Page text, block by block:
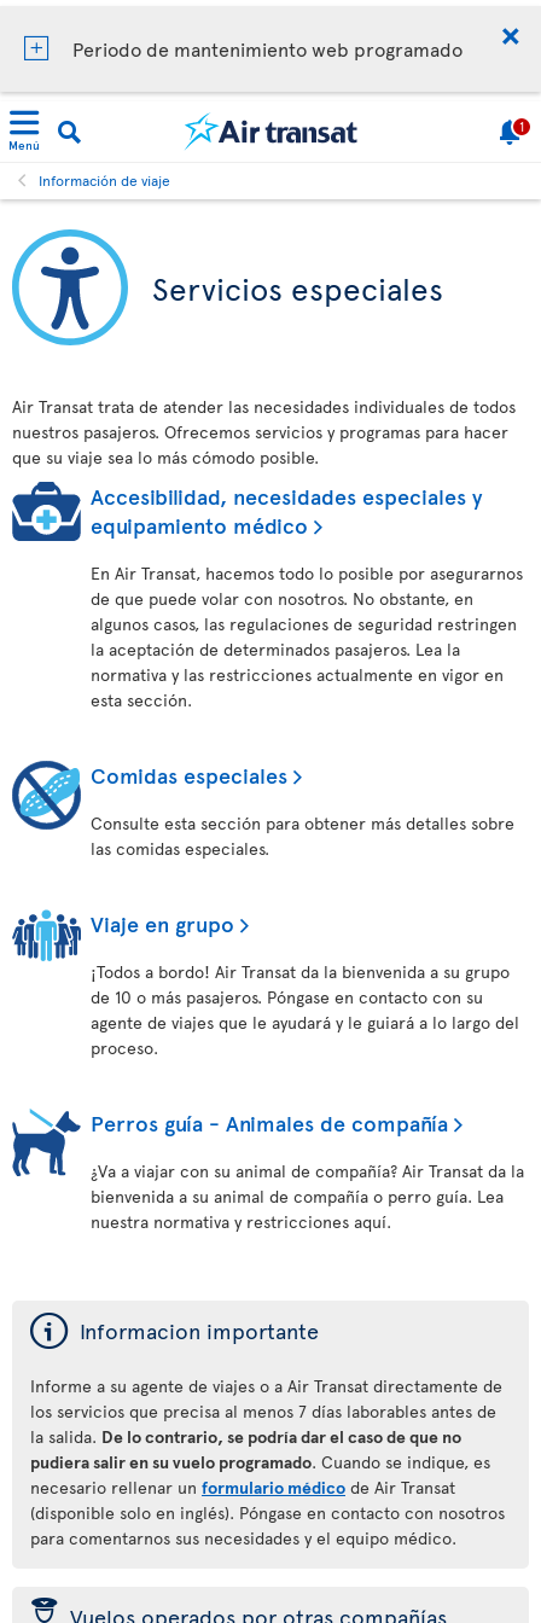
Periodo de mantenimiento web programado
Menú
1
Información de viaje
Servicios especiales
Air Transat trata de atender las necesidades individuales de todos
nuestros pasajeros. Ofrecemos servicios y programas para hacer
que su viaje sea lo más cómodo posible.
Accesibilidad, necesidades especiales y
equipamiento médico
En Air Transat, hacemos todo lo posible por asegurarnos
de que puede volar con nosotros. No obstante, en
algunos casos, las regulaciones de seguridad restringen
la aceptación de determinados pasajeros. Lea la
normativa y las restricciones actualmente en vigor en
esta sección.
Comidas especiales
Consulte esta sección para obtener más detalles sobre
las comidas especiales.
Viaje en grupo
¡Todos a bordo! Air Transat da la bienvenida a su grupo
de 10 o más pasajeros. Póngase en contacto con su
agente de viajes que le ayudará y le guiará a lo largo del
proceso.
Perros guía - Animales de compañía
¿Va a viajar con su animal de compañía? Air Transat da la
bienvenida a su animal de compañía o perro guía. Lea
nuestra normativa y restricciones aquí.
ý Informacion importante
Informe a su agente de viajes o a Air Transat directamente de
los servicios que precisa al menos 7 días laborables antes de
la salida. De lo contrario, se podría dar el caso de que no
pudiera salir en su vuelo programado. Cuando se indique, es
necesario rellenar un formulario médico de Air Transat
(disponible solo en inglés). Póngase en contacto con nosotros
para comentarnos sus necesidades y el equipo médico.
Vuelos operados por otras compañías